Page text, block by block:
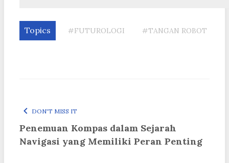
Topics #FUTUROLOGI #TANGAN ROBOT
DON'T MISS IT
Penemuan Kompas dalam Sejarah
Navigasi yang Memiliki Peran Penting